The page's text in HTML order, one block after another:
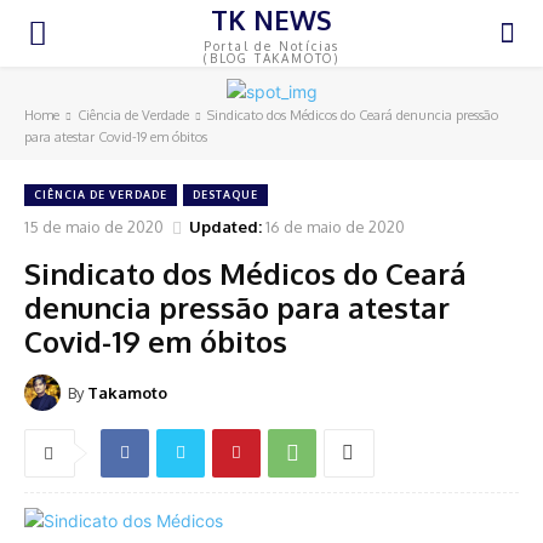
TK NEWS
Portal de Notícias
(BLOG TAKAMOTO)
Home Ciência de Verdade
Sindicato dos Médicos do Ceará denuncia pressão
para atestar Covid-19 em óbitos
CIÊNCIA DE VERDADE DESTAQUE
15 de maio de 2020 Updated:16 de maio de 2020
Sindicato dos Médicos do Ceará
denuncia pressão para atestar
Covid-19 em óbitos
By Takamoto